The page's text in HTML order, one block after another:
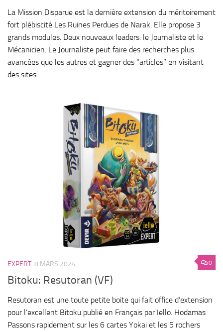
La Mission Disparue est la dernière extension du méritoirement
fort plébiscité Les Ruines Perdues de Narak. Elle propose 3
grands modules. Deux nouveaux leaders: le Journaliste et le
Mécanicien. Le Journaliste peut faire des recherches plus
avancées que les autres et gagner des “articles” en visitant
des sites....
0
EXPERT 8 MARS 2024
Bitoku: Resutoran (VF)
Resutoran est une toute petite boite qui fait office d’extension
pour l’excellent Bitoku publié en Français par Iello. Hodamas
Passons rapidement sur les 6 cartes Yokai et les 5 rochers